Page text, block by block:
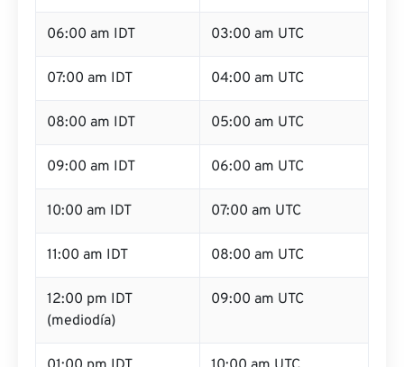
06:00 am IDT 03:00 am UTC
07:00 am IDT 04:00 am UTC
08:00 am IDT 05:00 am UTC
09:00 am IDT 06:00 am UTC
10:00 am IDT 07:00 am UTC
11:00 am IDT 08:00 am UTC
12:00 pm IDT
(mediodía)
09:00 am UTC